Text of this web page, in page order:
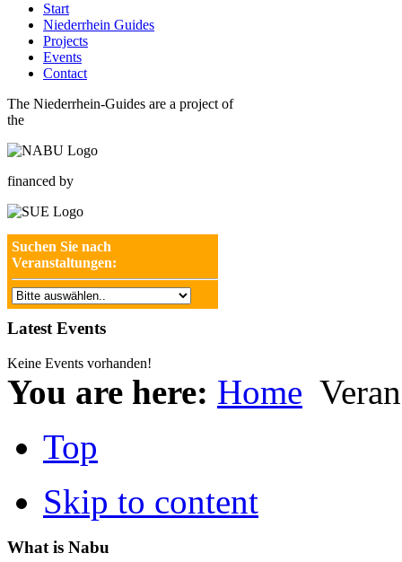
Start
Niederrhein Guides
Projects
Events
Contact
The Niederrhein-Guides are a project of
the
financed by
Suchen Sie nach
Veranstaltungen:
Latest Events
Keine Events vorhanden!
You are here: Home
Top
Skip to content
What is Nabu